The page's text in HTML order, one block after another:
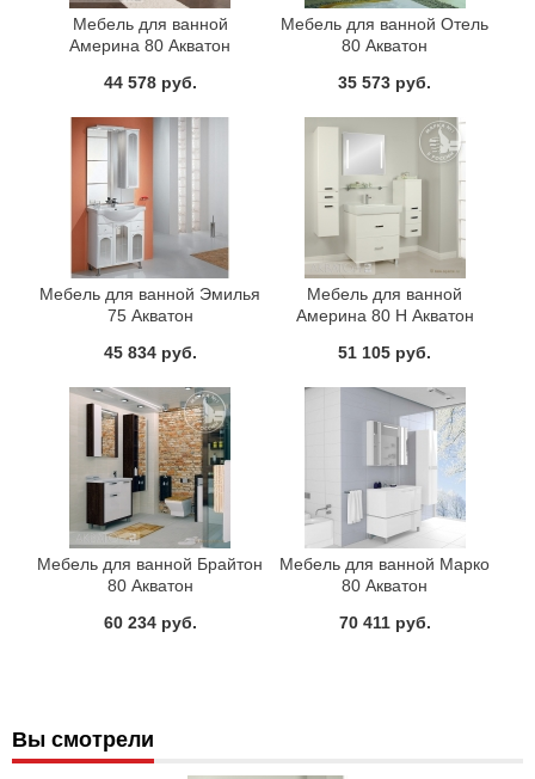
Мебель для ванной
Америна 80 Акватон
44 578 руб.
Мебель для ванной Отель
80 Акватон
35 573 руб.
Мебель для ванной Эмилья
75 Акватон
45 834 руб.
Мебель для ванной
Америна 80 Н Акватон
51 105 руб.
Мебель для ванной Брайтон
80 Акватон
60 234 руб.
Мебель для ванной Марко
80 Акватон
70 411 руб.
Вы смотрели